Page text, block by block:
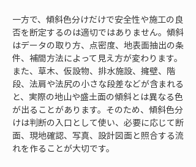
一方で、傾斜色分けだけで安全性や施工の良
否を断定するのは適切ではありません。傾斜
はデータの取り方、点密度、地表面抽出の条
件、補間方法によって見え方が変わります。
また、草木、仮設物、排水施設、擁壁、階
段、法肩や法尻の小さな段差などが含まれる
と、実際の地山や盛土面の傾斜とは異なる色
が出ることがあります。そのため、傾斜色分
けは判断の入口として使い、必要に応じて断
面、現地確認、写真、設計図面と照合する流
れを作ることが大切です。